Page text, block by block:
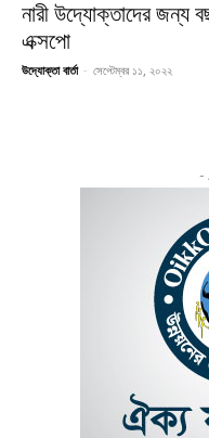
নারী উদ্যোক্তাদের জন্য
এক্সপো
উদ্যোক্তা বার্তা - সেপ্টেম্বর ১১, ২০২২
-